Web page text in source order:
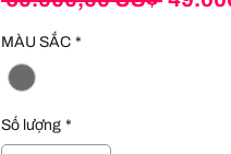
MÀU SẮC *
Số lượng *